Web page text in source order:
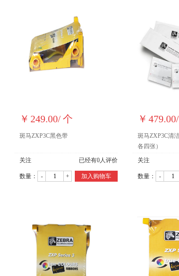
￥ 249.00/个
斑马ZXP3C黑色带
关注 已经有0人评价
数量： - + 加入购物车
￥ 479.00/
斑马ZXP3C清
各四张）
关注
数量： -